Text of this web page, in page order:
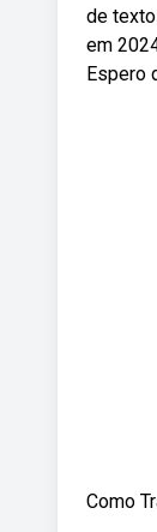
de
em
Espero
Como